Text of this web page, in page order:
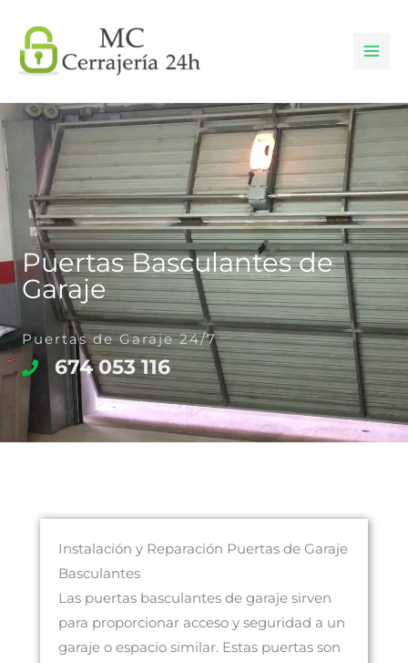
contenido
Puertas Basculantes de
Garaje
Puertas de Garaje 24/7
674 053 116
Instalación y Reparación Puertas de Garaje
Basculantes
Las puertas basculantes de garaje sirven
para proporcionar acceso y seguridad a un
garaje o espacio similar. Estas puertas son